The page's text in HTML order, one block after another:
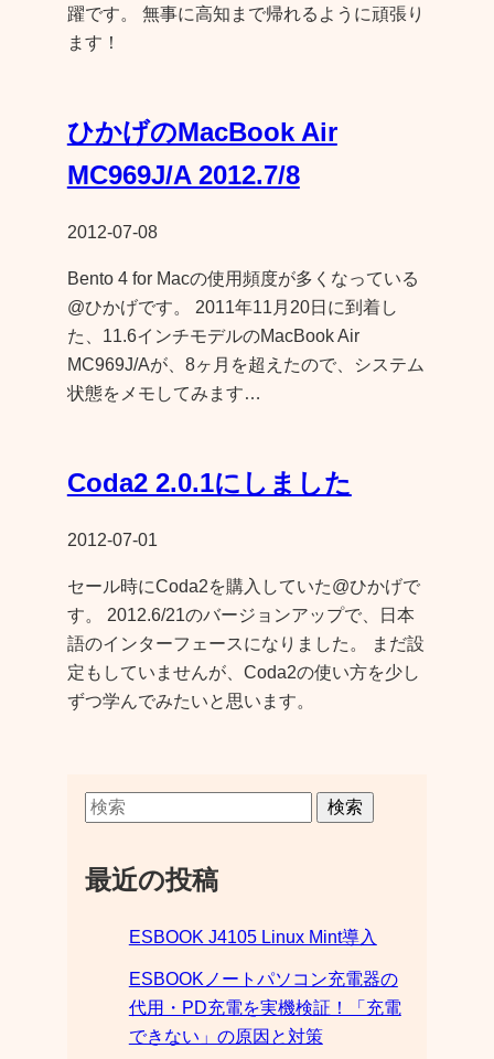
躍です。 無事に高知まで帰れるように頑張り
ます！
ひかげのMacBook Air
MC969J/A 2012.7/8
2012-07-08
Bento 4 for Macの使用頻度が多くなっている
@ひかげです。 2011年11月20日に到着し
た、11.6インチモデルのMacBook Air
MC969J/Aが、8ヶ月を超えたので、システム
状態をメモしてみます…
Coda2 2.0.1にしました
2012-07-01
セール時にCoda2を購入していた@ひかげで
す。 2012.6/21のバージョンアップで、日本
語のインターフェースになりました。 まだ設
定もしていませんが、Coda2の使い方を少し
ずつ学んでみたいと思います。
検索
最近の投稿
ESBOOK J4105 Linux Mint導入
ESBOOKノートパソコン充電器の
代用・PD充電を実機検証！「充電
できない」の原因と対策